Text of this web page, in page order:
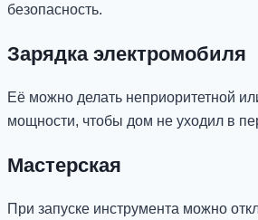
безопасность.
Зарядка электромобиля
Её можно делать неприоритетной
мощности, чтобы дом не уходил в
Мастерская
При запуске инструмента можно